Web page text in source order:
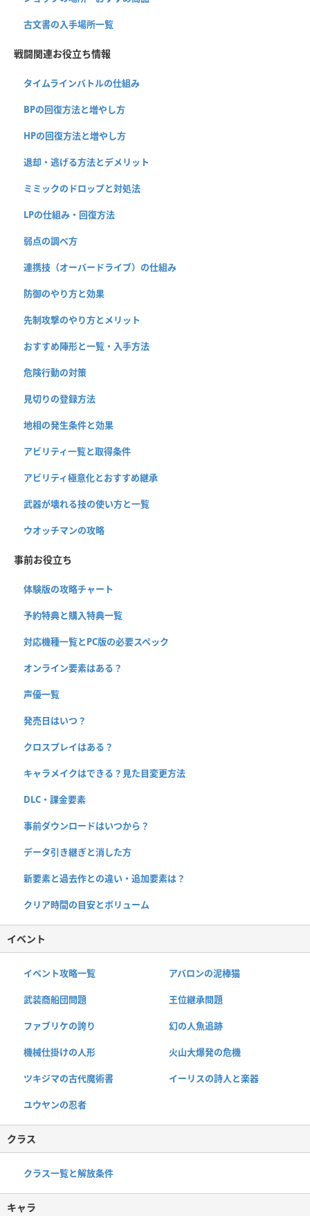
古文書の入手場所一覧
戦闘関連お役立ち情報
タイムラインバトルの仕組み
BPの回復方法と増やし方
HPの回復方法と増やし方
退却・逃げる方法とデメリット
ミミックのドロップと対処法
LPの仕組み・回復方法
弱点の調べ方
連携技（オーバードライブ）の仕組み
防御のやり方と効果
先制攻撃のやり方とメリット
おすすめ陣形と一覧・入手方法
危険行動の対策
見切りの登録方法
地相の発生条件と効果
アビリティ一覧と取得条件
アビリティ極意化とおすすめ継承
武器が壊れる技の使い方と一覧
ウオッチマンの攻略
事前お役立ち
体験版の攻略チャート
予約特典と購入特典一覧
対応機種一覧とPC版の必要スペック
オンライン要素はある？
声優一覧
発売日はいつ？
クロスプレイはある？
キャラメイクはできる？見た目変更方法
DLC・課金要素
事前ダウンロードはいつから？
データ引き継ぎと消した方
新要素と過去作との違い・追加要素は？
クリア時間の目安とボリューム
イベント
イベント攻略一覧 アバロンの泥棒猫
武装商船団問題 王位継承問題
ファブリケの誇り 幻の人魚追跡
機械仕掛けの人形 火山大爆発の危機
ツキジマの古代魔術書 イーリスの詩人と楽器
ユウヤンの忍者
クラス
クラス一覧と解放条件
キャラ